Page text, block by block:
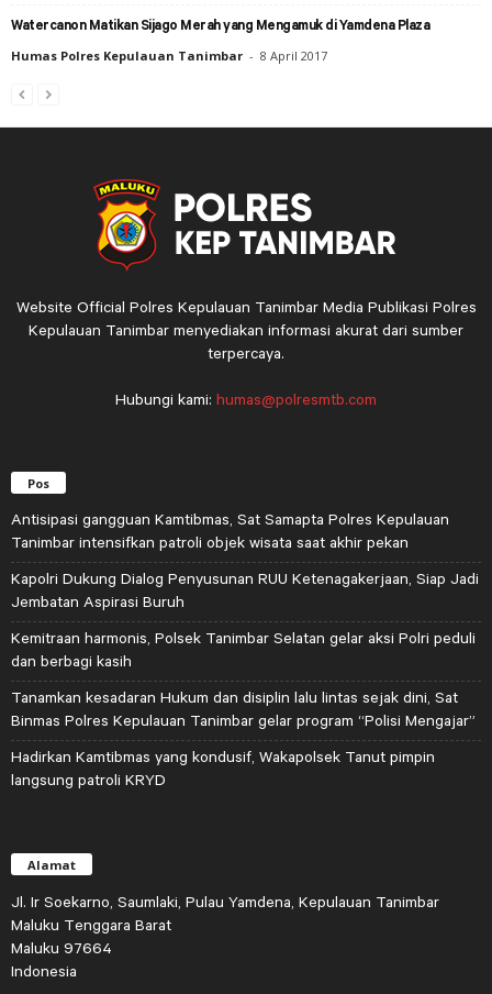
Watercanon Matikan Sijago Merah yang Mengamuk di Yamdena Plaza
Humas Polres Kepulauan Tanimbar - 8 April 2017
Website Official Polres Kepulauan Tanimbar Media Publikasi Polres
Kepulauan Tanimbar menyediakan informasi akurat dari sumber
terpercaya.
Hubungi kami: humas@polresmtb.com
Pos
Antisipasi gangguan Kamtibmas, Sat Samapta Polres Kepulauan
Tanimbar intensifkan patroli objek wisata saat akhir pekan
Kapolri Dukung Dialog Penyusunan RUU Ketenagakerjaan, Siap Jadi
Jembatan Aspirasi Buruh
Kemitraan harmonis, Polsek Tanimbar Selatan gelar aksi Polri peduli
dan berbagi kasih
Tanamkan kesadaran Hukum dan disiplin lalu lintas sejak dini, Sat
Binmas Polres Kepulauan Tanimbar gelar program “Polisi Mengajar”
Hadirkan Kamtibmas yang kondusif, Wakapolsek Tanut pimpin
langsung patroli KRYD
Alamat
Jl. Ir Soekarno, Saumlaki, Pulau Yamdena, Kepulauan Tanimbar
Maluku Tenggara Barat
Maluku 97664
Indonesia